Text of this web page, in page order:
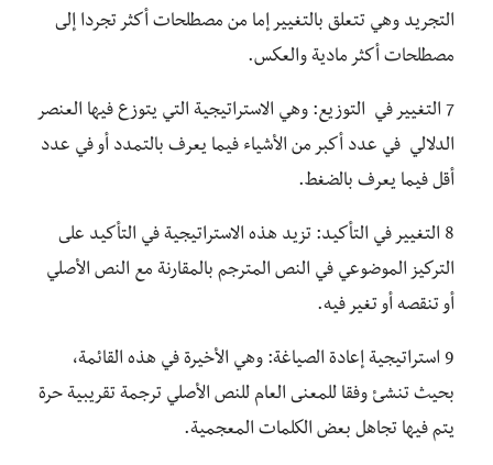
التجريد وهي تتعلق بالتغيير إما من مصطلحات أكثر تجردا إلى
مصطلحات أكثر مادية والعكس.
7 التغيير في التوزيع: وهي الاستراتيجية التي يتوزع فيها العنصر
الدلالي في عدد أكبر من الأشياء فيما يعرف بالتمدد أو في عدد
أقل فيما يعرف بالضغط.
8 التغيير في التأكيد: تزيد هذه الاستراتيجية في التأكيد على
التركيز الموضوعي في النص المترجم بالمقارنة مع النص الأصلي
أو تنقصه أو تغير فيه.
9 استراتيجية إعادة الصياغة: وهي الأخيرة في هذه القائمة،
بحيث تنشئ وفقا للمعنى العام للنص الأصلي ترجمة تقريبية حرة
يتم فيها تجاهل بعض الكلمات المعجمية.